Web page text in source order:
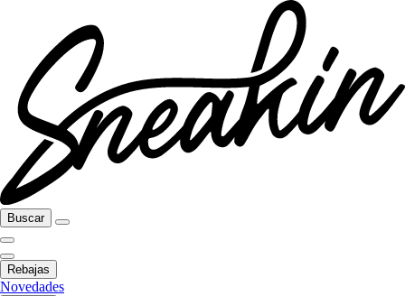
Buscar
Rebajas
Novedades